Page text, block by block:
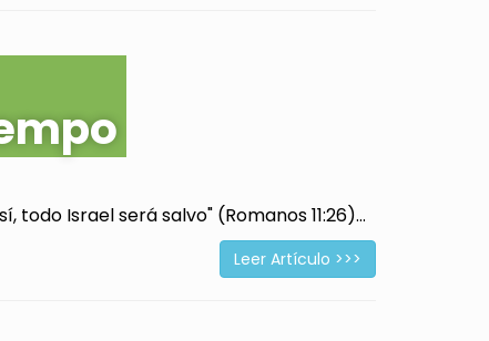
todo Israel será salvo" (Romanos 11:26)...
Leer Artículo >>>